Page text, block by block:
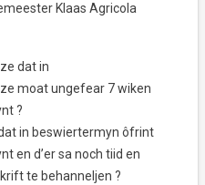
Klaas Agricola
dat in
moat ungefear 7 wiken
?
in beswiertermyn ôfrint
en d’er sa noch tiid en
te behanneljen ?